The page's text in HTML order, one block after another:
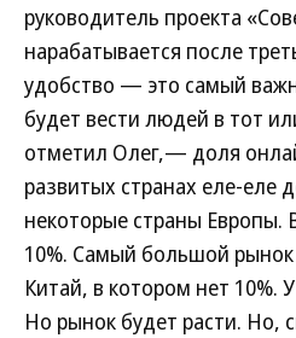
руководитель проекта
нарабатывается после
удобство — это самый
будет вести людей в тот
отметил Олег,— доля
развитых странах еле-еле
некоторые страны Европы.
10%. Самый большой
Китай, в котором нет 10%.
Но рынок будет расти. Но,